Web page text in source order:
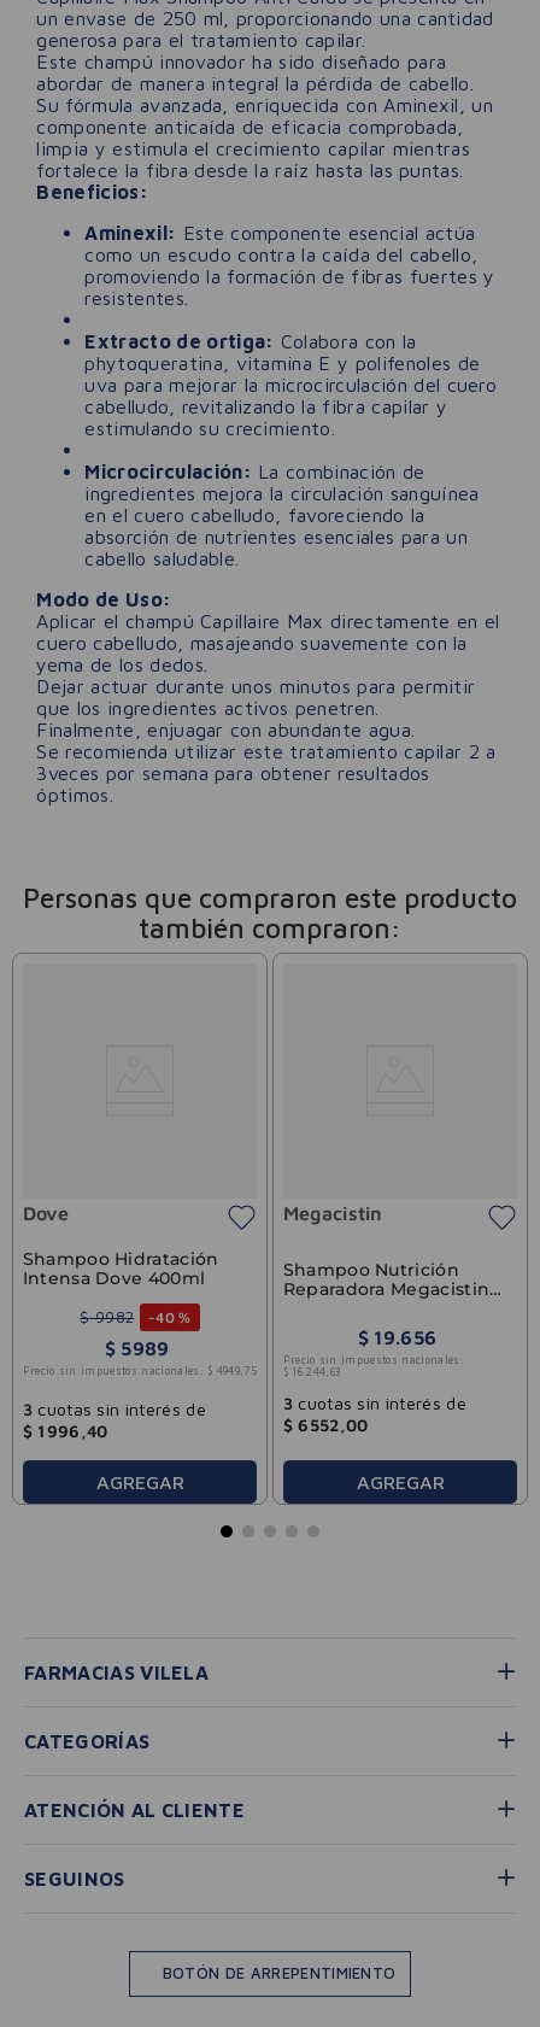
un envase de 250 ml, proporcionando una cantidad
generosa para el tratamiento capilar.
Este champú innovador ha sido diseñado para
abordar de manera integral la pérdida de cabello.
Su fórmula avanzada, enriquecida con Aminexil, un
componente anticaída de eficacia comprobada,
limpia y estimula el crecimiento capilar mientras
fortalece la fibra desde la raíz hasta las puntas.
Beneficios:
Aminexil: Este componente esencial actúa
como un escudo contra la caída del cabello,
promoviendo la formación de fibras fuertes y
resistentes.
Extracto de ortiga: Colabora con la
phytoqueratina, vitamina E y polifenoles de
uva para mejorar la microcirculación del cuero
cabelludo, revitalizando la fibra capilar y
estimulando su crecimiento.
Microcirculación: La combinación de
ingredientes mejora la circulación sanguínea
en el cuero cabelludo, favoreciendo la
absorción de nutrientes esenciales para un
cabello saludable.
Modo de Uso:
Aplicar el champú Capillaire Max directamente en el
cuero cabelludo, masajeando suavemente con la
yema de los dedos.
Dejar actuar durante unos minutos para permitir
que los ingredientes activos penetren.
Finalmente, enjuagar con abundante agua.
Se recomienda utilizar este tratamiento capilar 2 a
3veces por semana para obtener resultados
óptimos.
Personas que compraron este producto
también compraron:
Dove
Shampoo Hidratación
Intensa Dove 400ml
$ 9982 -40 %
$ 5989
Precio sin impuestos nacionales: $ 4949 75
3cuotas sin interés de
$ 1996 40
AGREGAR
Megacistin
Shampoo Nutrición
Reparadora Megacistin
$ 19 .656
Precio sin impuestos nacionales:
$ 16. 244 63
3cuotas sin interés de
$ 6552 00
AGREGAR
FARMACIAS VILELA
CATEGORÍAS
ATENCIÓN AL CLIENTE
SEGUINOS
BOTÓN DE ARREPENTIMIENTO